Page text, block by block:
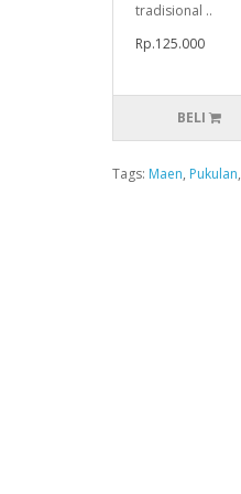
tradisional ..
Rp.125.000
BELI
Tags: Maen, Pukulan,